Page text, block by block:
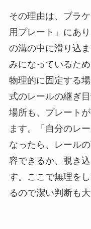
その理由は、ブラ
用プレート」にあ
の溝の中に滑り込
みになっているた
物理的に固定する
式のレールの継ぎ
場所も、プレート
ます。「自分のレ
なったら、レール
容できるか、覗き
す。ここで無理を
るので潔い判断も大